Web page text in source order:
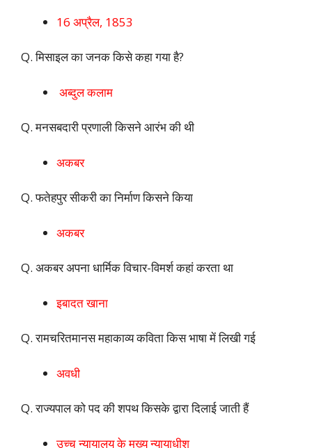
16 अप्रैल, 1853
Q. मिसाइल का जनक किसे कहा गया है?
अब्दुल कलाम
Q. मनसबदारी प्रणाली किसने आरंभ की थी
अकबर
Q. फतेहपुर सीकरी का निर्माण किसने किया
अकबर
Q. अकबर अपना धार्मिक विचार-विमर्श कहां करता था
इबादत खाना
Q. रामचरितमानस महाकाव्य कविता किस भाषा में लिखी गई
अवधी
Q. राज्यपाल को पद की शपथ किसके द्वारा दिलाई जाती हैं
उच्च न्यायालय के मुख्य न्यायाधीश